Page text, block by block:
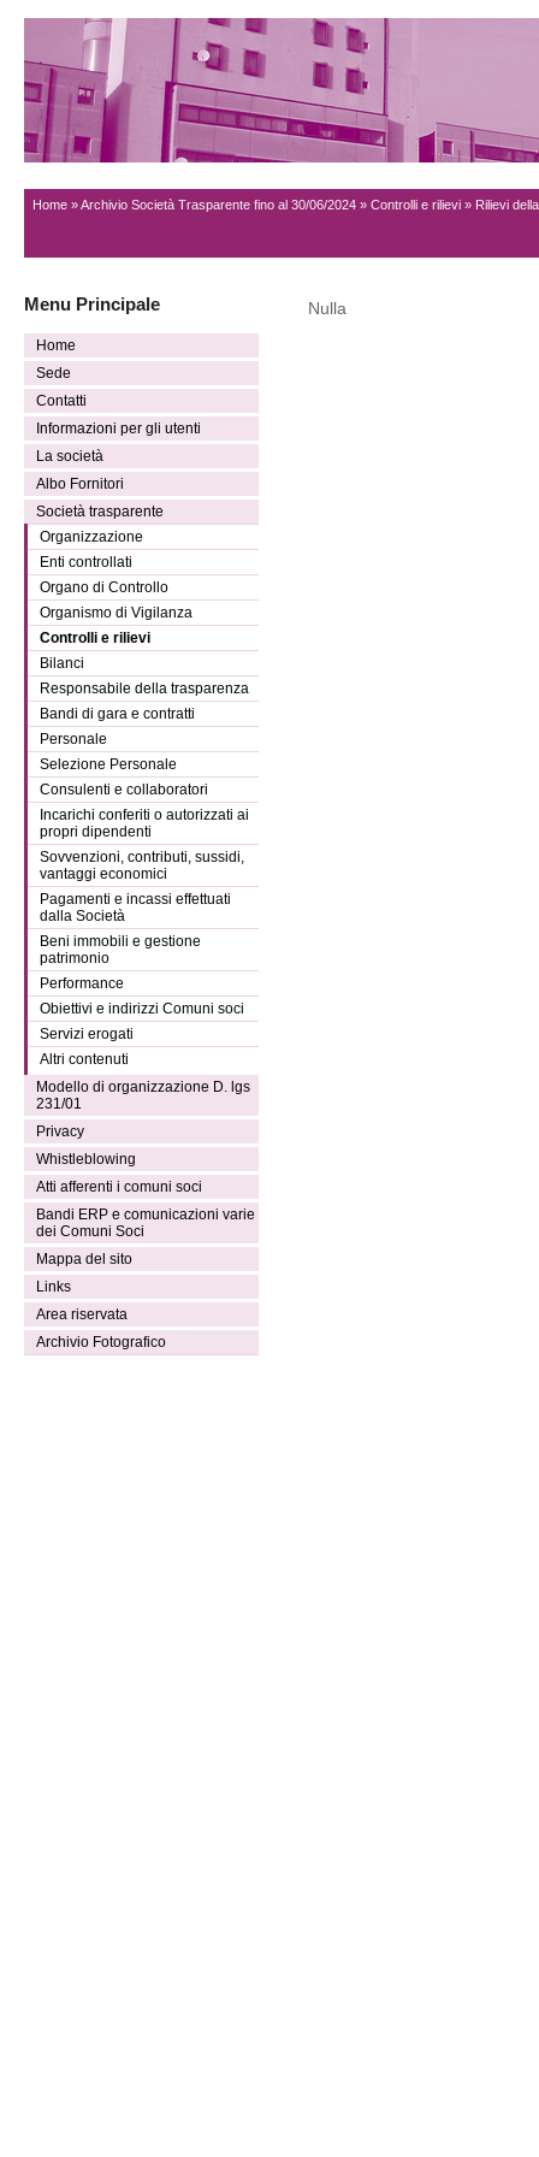
Home »Archivio Società Trasparente fino al 30/06/2024 » Controlli e rilievi » Rilievi
Menu Principale
Home
Sede
Contatti
Informazioni per gli utenti
La società
Albo Fornitori
Società trasparente
Organizzazione
Enti controllati
Organo di Controllo
Organismo di Vigilanza
Controlli e rilievi
Bilanci
Responsabile della trasparenza
Bandi di gara e contratti
Personale
Selezione Personale
Consulenti e collaboratori
Incarichi conferiti o autorizzati ai
propri dipendenti
Sovvenzioni, contributi, sussidi,
vantaggi economici
Pagamenti e incassi effettuati
dalla Società
Beni immobili e gestione
patrimonio
Performance
Obiettivi e indirizzi Comuni soci
Servizi erogati
Altri contenuti
Modello di organizzazione D. lgs
231/01
Privacy
Whistleblowing
Atti afferenti i comuni soci
Bandi ERP e comunicazioni varie
dei Comuni Soci
Mappa del sito
Links
Area riservata
Archivio Fotografico
Nulla